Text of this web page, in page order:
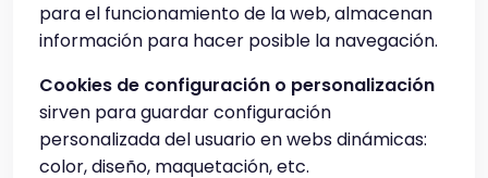
para el funcionamiento de la web, almacenan
información para hacer posible la navegación.
Cookies de configuración o personalización
sirven para guardar configuración
personalizada del usuario en webs dinámicas:
color, diseño, maquetación, etc.